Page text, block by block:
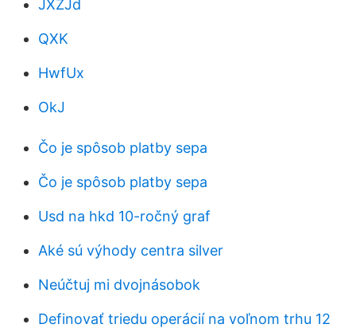
JXZJd
QXK
HwfUx
OkJ
Čo je spôsob platby sepa
Čo je spôsob platby sepa
Usd na hkd 10-ročný graf
Aké sú výhody centra silver
Neúčtuj mi dvojnásobok
Definovať triedu operácií na voľnom trhu 12